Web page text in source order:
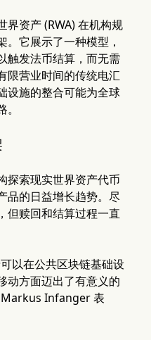
界资产 (RWA) 在机构规
它展示了一种模型，
触发法币结算，而无需
限营业时间的传统电汇
设施的整合可能为全球
探索现实世界资产代币
品的日益增长趋势。尽
但赎回和结算过程一直
以在公共区块链基础设
动方面迈出了有意义的
Markus Infanger 表